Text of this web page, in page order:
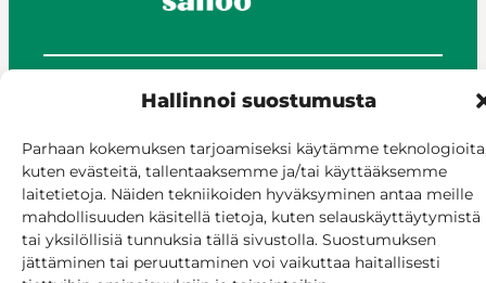
Hallinnoi suostumusta
Parhaan kokemuksen tarjoamiseksi käytämme
kuten evästeitä, tallentaaksemme ja/tai käyttääksemme
laitetietoja. Näiden tekniikoiden hyväksyminen antaa meille
mahdollisuuden käsitellä tietoja, kuten selauskäyttäytymistä
tai yksilöllisiä tunnuksia tällä sivustolla. Suostumuksen
jättäminen tai peruuttaminen voi vaikuttaa haitallisesti
© Siilinjärvi 2025
Asioi verkossa
Laskutus ja maksaminen
Saavutettavuus
Evästekäytäntö
Hallitse suostumusta